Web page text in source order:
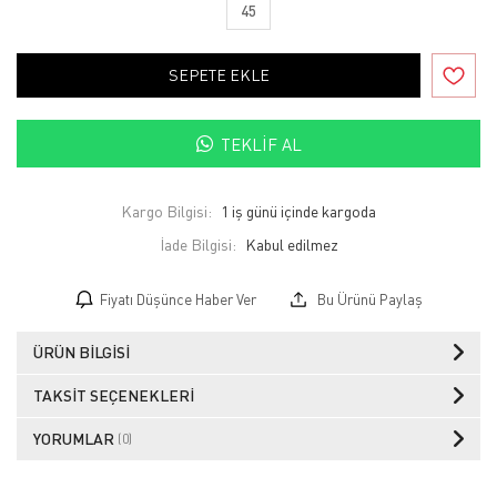
45
SEPETE EKLE
TEKLIF AL
Kargo Bilgisi:
1 iş günü içinde kargoda
İade Bilgisi:
Fiyatı Düşünce Haber Ver Bu Ürünü Paylaş
ÜRÜN BILGISI
TAKSIT SEÇENEKLERI
YORUMLAR (0)